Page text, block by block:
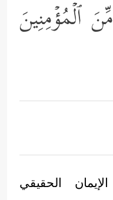
ٱلۡمُؤۡمِنِینَ
الحقيقي